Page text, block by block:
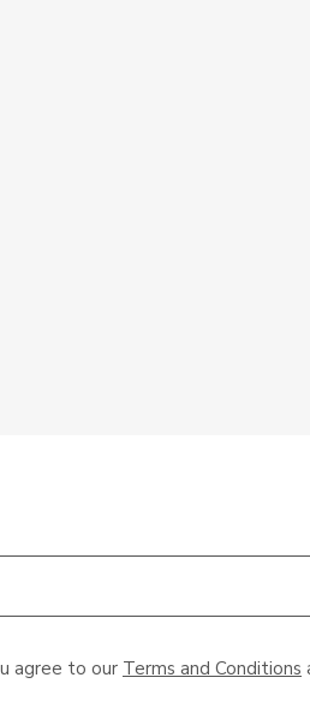
agree to our Terms and Conditions